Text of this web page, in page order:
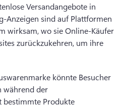
Versandangebote in
Anzeigen sind auf Plattformen
wirksam, wo sie Online-Käufer
zurückzukehren, um ihre
könnte Besucher
während der
bestimmte Produkte